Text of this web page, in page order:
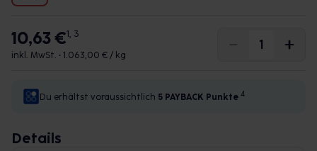
10,63 €1, 3
inkl. MwSt. • 1.063,00 € / kg
Du erhältst voraussichtlich 5 PAYBACK Punkte 4
Details